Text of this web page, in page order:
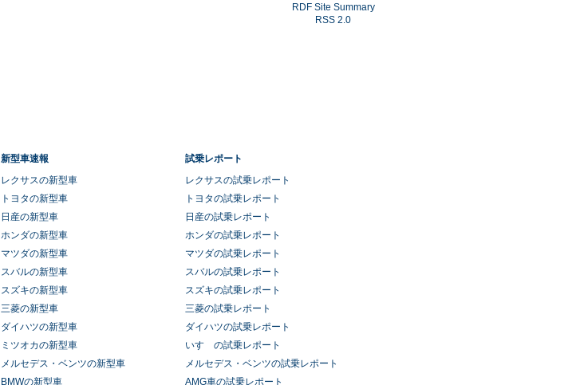
RDF Site Summary
RSS 2.0
新型車速報
レクサスの新型車
トヨタの新型車
日産の新型車
ホンダの新型車
マツダの新型車
スバルの新型車
スズキの新型車
三菱の新型車
ダイハツの新型車
ミツオカの新型車
メルセデス・ベンツの新型車
BMWの新型車
試乗レポート
レクサスの試乗レポート
トヨタの試乗レポート
日産の試乗レポート
ホンダの試乗レポート
マツダの試乗レポート
スバルの試乗レポート
スズキの試乗レポート
三菱の試乗レポート
ダイハツの試乗レポート
いすゞの試乗レポート
メルセデス・ベンツの試乗レポート
AMG車の試乗レポート